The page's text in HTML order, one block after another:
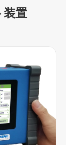
装置